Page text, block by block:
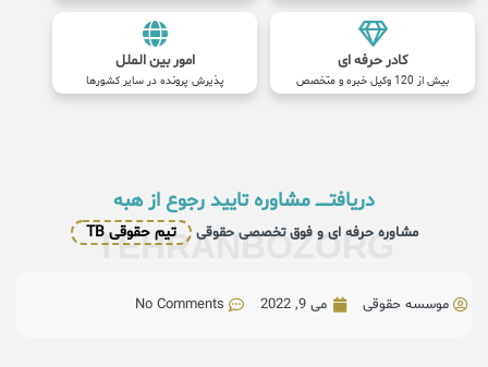
کادر حرفه ای
بیش از 120 وکیل خبره و متخصص
امور بین الملل
پذیرش پرونده در سایر کشورها
دریافتــــــ مشاوره تایید رجوع از هبه
TEHRANBOZORG
مشاوره حرفه ای و فوق تخصصی حقوقی تیم حقوقی TB
موسسه حقوقی می 9, 2022 No Comments